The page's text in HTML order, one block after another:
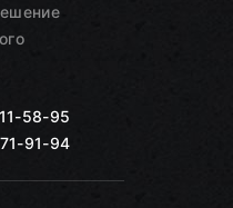
58-95
91-94